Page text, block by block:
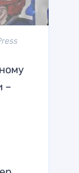
–